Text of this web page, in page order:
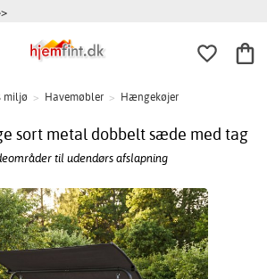
miljø > Havemøbler > Hængekøjer
sort metal dobbelt sæde med tag
til udendørs afslapning